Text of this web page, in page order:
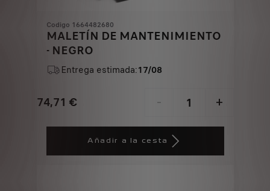
Codigo 1664482680
MALETÍN DE MANTENIMIENTO
- NEGRO
Entrega estimada:17/08
74,71 €
Price
- +
Quantity
Añadir a la cesta